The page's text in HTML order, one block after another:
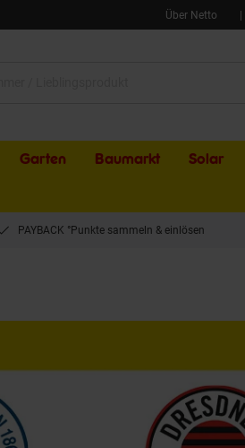
Über Netto
Garten Baumarkt Solar
PAYBACK °Punkte sammeln & einlösen